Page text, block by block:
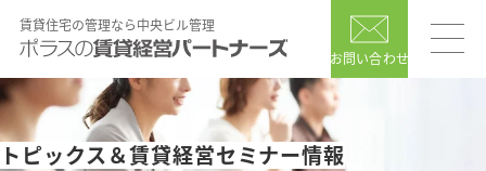
賃貸住宅の管理なら中央ビル管理
お問い合わせ
トピックス＆賃貸経営セミナー情報